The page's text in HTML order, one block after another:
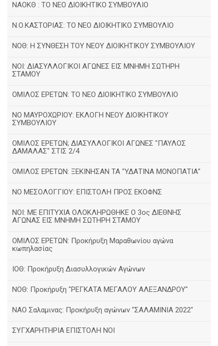
ΝΑΟΚΘ : ΤΟ ΝΕΟ ΔΙΟΙΚΗΤΙΚΟ ΣΥΜΒΟΥΛΙΟ
Ν.Ο.ΚΑΣΤΟΡΙΑΣ: ΤΟ ΝΕΟ ΔΙΟΙΚΗΤΙΚΟ ΣΥΜΒΟΥΛΙΟ
ΝΟΘ: Η ΣΥΝΘΕΣΗ ΤΟΥ ΝΕΟΥ ΔΙΟΙΚΗΤΙΚΟΥ ΣΥΜΒΟΥΛΙΟΥ
ΝΟΙ: ΔΙΑΣΥΛΛΟΓΙΚΟΙ ΑΓΩΝΕΣ ΕΙΣ ΜΝΗΜΗ ΣΩΤΗΡΗ
ΣΤΑΜΟΥ
ΟΜΙΛΟΣ ΕΡΕΤΩΝ: ΤΟ ΝΕΟ ΔΙΟΙΚΗΤΙΚΟ ΣΥΜΒΟΥΛΙΟ
ΝΟ ΜΑΥΡΟΧΩΡΙΟΥ: ΕΚΛΟΓΗ ΝΕΟΥ ΔΙΟΙΚΗΤΙΚΟΥ
ΣΥΜΒΟΥΛΙΟΥ
ΟΜΙΛΟΣ ΕΡΕΤΩΝ; ΔΙΑΣΥΛΛΟΓΙΚΟΙ ΑΓΩΝΕΣ "ΠΑΥΛΟΣ
ΔΑΜΑΛΑΣ" ΣΤΙΣ 2/4
ΟΜΙΛΟΣ ΕΡΕΤΩΝ: ΞΕΚΙΝΗΣΑΝ ΤΑ "ΥΔΑΤΙΝΑ ΜΟΝΟΠΑΤΙΑ"
ΝΟ ΜΕΣΟΛΟΓΓΙΟΥ: ΕΠΙΣΤΟΛΗ ΠΡΟΣ ΕΚΟΦΝΣ
NOI: ΜΕ ΕΠΙΤΥΧΙΑ ΟΛΟΚΛΗΡΩΘΗΚΕ Ο 3ος ΔΙΕΘΝΗΣ
ΑΓΩΝΑΣ ΕΙΣ ΜΝΗΜΗ ΣΩΤΗΡΗ ΣΤΑΜΟΥ
ΟΜΙΛΟΣ ΕΡΕΤΩΝ: Προκήρυξη Μαραθωνίου αγώνα
κωπηλασίας
ΙΟΘ: Προκήρυξη Διασυλλογικών Αγώνων
ΝΟΘ: Προκήρυξη "ΡΕΓΚΑΤΑ ΜΕΓΑΛΟΥ ΑΛΕΞΑΝΔΡΟΥ"
ΝΑΟ Σαλαμινας: Προκήρυξη αγώνων "ΣΑΛΑΜΙΝΙΑ 2022"
ΣΥΓΧΑΡΗΤΗΡΙΑ ΕΠΙΣΤΟΛΗ ΝΟΙ